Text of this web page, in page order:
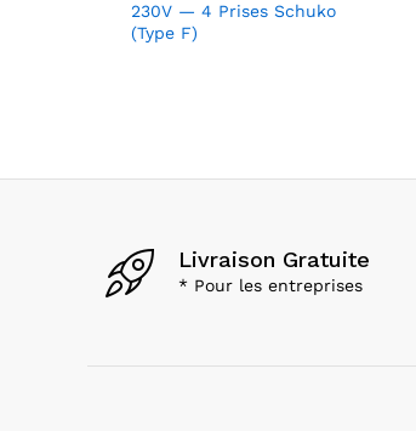
230V — 4 Prises Schuko
(Type F)
Livraison Gratuite
* Pour les entreprises